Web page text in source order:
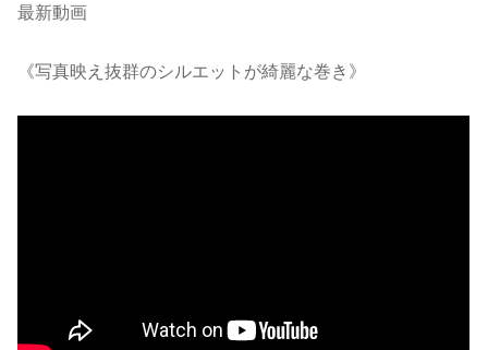
最新動画
《写真映え抜群のシルエットが綺麗な巻き》